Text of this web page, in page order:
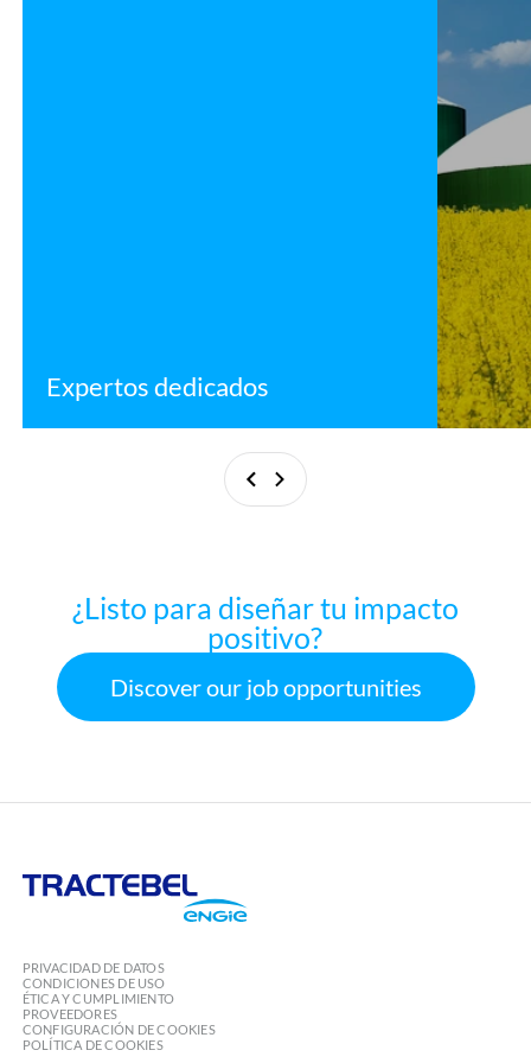
Expertos dedicados
AnteriorSiguiente
¿Listo para diseñar tu impacto
positivo?
Discover our job opportunities
Engie
PRIVACIDAD DE DATOS
CONDICIONES DE USO
ÉTICA Y CUMPLIMIENTO
PROVEEDORES
CONFIGURACIÓN DE COOKIES
POLÍTICA DE COOKIES